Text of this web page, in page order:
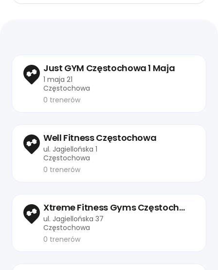
Just GYM Częstochowa 1 Maja
1 maja 21
Częstochowa
0 trenerów
Well Fitness Częstochowa
ul. Jagiellońska 1
Częstochowa
0 trenerów
Xtreme Fitness Gyms Częstochowa
ul. Jagiellońska 37
Częstochowa
0 trenerów